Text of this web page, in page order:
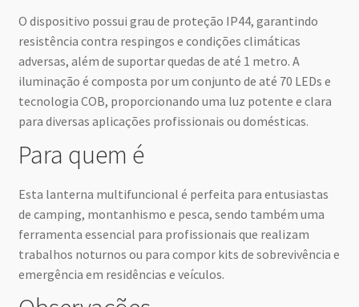
O dispositivo possui grau de proteção IP44, garantindo
resistência contra respingos e condições climáticas
adversas, além de suportar quedas de até 1 metro. A
iluminação é composta por um conjunto de até 70 LEDs e
tecnologia COB, proporcionando uma luz potente e clara
para diversas aplicações profissionais ou domésticas.
Para quem é
Esta lanterna multifuncional é perfeita para entusiastas
de camping, montanhismo e pesca, sendo também uma
ferramenta essencial para profissionais que realizam
trabalhos noturnos ou para compor kits de sobrevivência e
emergência em residências e veículos.